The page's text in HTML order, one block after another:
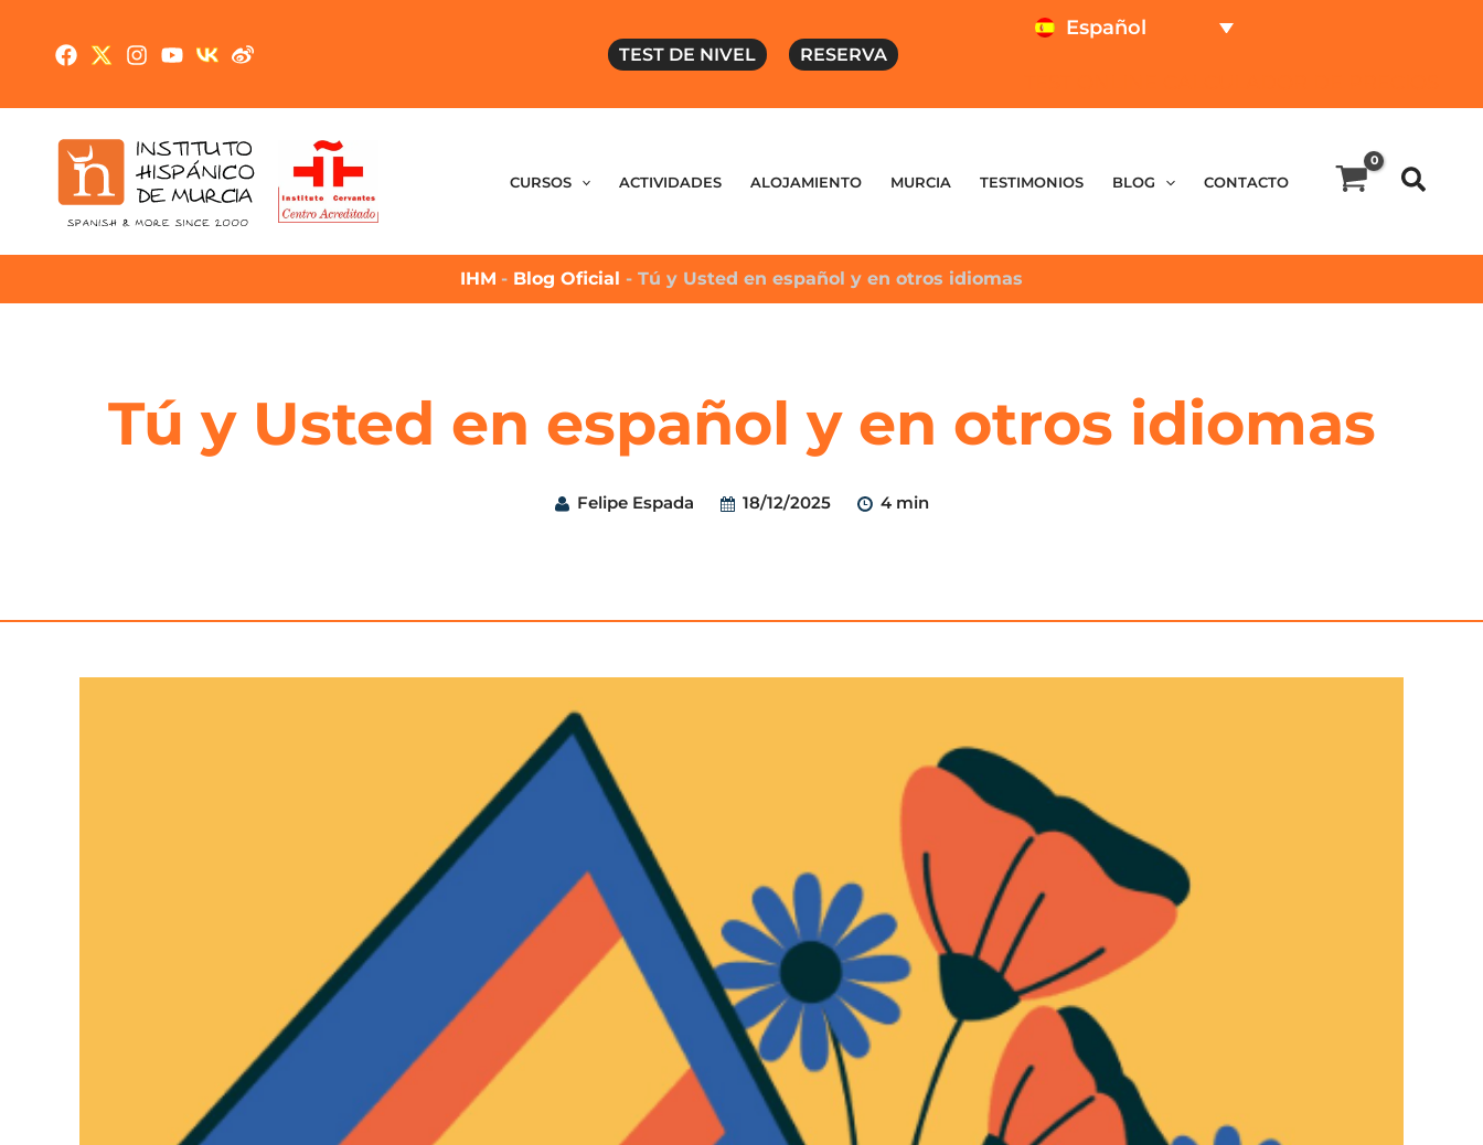
TEST DE NIVEL RESERVA
Español
CURSOS ACTIVIDADES ALOJAMIENTO MURCIA TESTIMONIOS BLOG CONTACTO
IHM - Blog Oficial - Tú y Usted en español y en otros idiomas
Tú y Usted en español y en otros idiomas
Felipe Espada 18/12/2025 4 min